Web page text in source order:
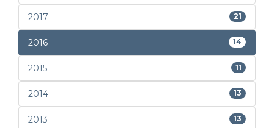
2017 21
2016 14
2015 11
2014 13
2013 13